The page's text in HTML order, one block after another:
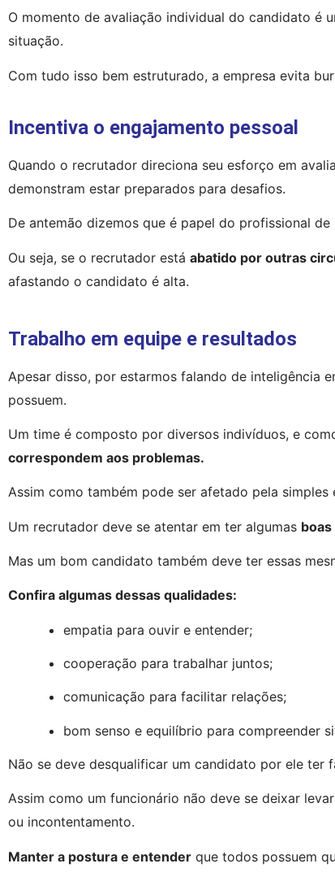
O momento de avaliação individual do candidato é
situação.
Com tudo isso bem estruturado, a empresa evita
Incentiva o engajamento pessoal
Quando o recrutador direciona seu esforço em
demonstram estar preparados para desafios.
De antemão dizemos que é papel do profissional
Ou seja, se o recrutador está abatido por outras
afastando o candidato é alta.
Trabalho em equipe e resultados
Apesar disso, por estarmos falando de inteligência
possuem.
Um time é composto por diversos indivíduos, e
correspondem aos problemas.
Assim como também pode ser afetado pela
Um recrutador deve se atentar em ter algumas
Mas um bom candidato também deve ter essas
Confira algumas dessas qualidades:
empatia para ouvir e entender;
cooperação para trabalhar juntos;
comunicação para facilitar relações;
bom senso e equilíbrio para compreender
Não se deve desqualificar um candidato por ele ter
Assim como um funcionário não deve se deixar
ou incontentamento.
Manter a postura e entender que todos possuem